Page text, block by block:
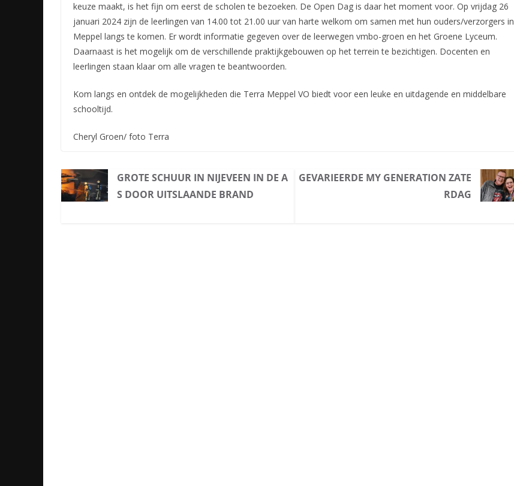
keuze maakt, is het fijn om eerst de scholen te bezoeken. De Open Dag is daar het moment voor. Op vrijdag 26
januari 2024 zijn de leerlingen van 14.00 tot 21.00 uur van harte welkom om samen met hun ouders/verzorgers in
Meppel langs te komen. Er wordt informatie gegeven over de leerwegen vmbo-groen en het Groene Lyceum.
Daarnaast is het mogelijk om de verschillende praktijkgebouwen op het terrein te bezichtigen. Docenten en
leerlingen staan klaar om alle vragen te beantwoorden.
Kom langs en ontdek de mogelijkheden die Terra Meppel VO biedt voor een leuke en uitdagende en middelbare
schooltijd.
Cheryl Groen/ foto Terra
GROTE SCHUUR IN NIJEVEEN IN DE A
S DOOR UITSLAANDE BRAND
GEVARIEERDE MY GENERATION ZATE
RDAG